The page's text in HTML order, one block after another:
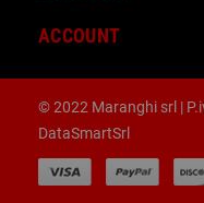
ACCOUNT
© 2022 Maranghi srl |
DataSmartSrl